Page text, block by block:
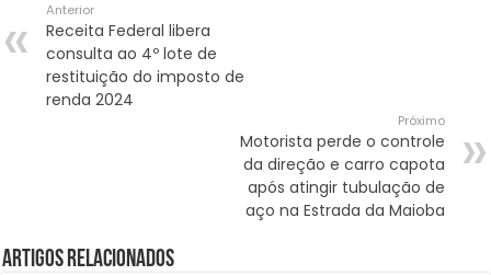
Anterior
Receita Federal libera
consulta ao 4º lote de
restituição do imposto de
renda 2024
Próximo
Motorista perde o controle
da direção e carro capota
após atingir tubulação de
aço na Estrada da Maioba
Artigos Relacionados